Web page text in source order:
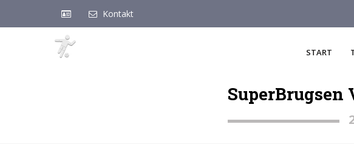
Kontakt
START
SuperBrugsen